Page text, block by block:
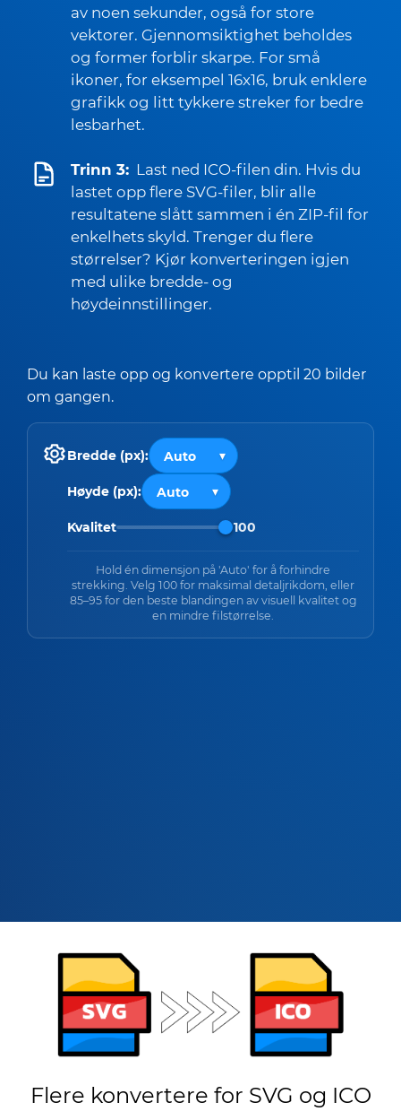
av noen sekunder, også for store
vektorer. Gjennomsiktighet beholdes
og former forblir skarpe. For små
ikoner, for eksempel 16x16, bruk enklere
grafikk og litt tykkere streker for bedre
lesbarhet.
Trinn 3: Last ned ICO-filen din. Hvis du
lastet opp flere SVG-filer, blir alle
resultatene slått sammen i én ZIP-fil for
enkelhets skyld. Trenger du flere
størrelser? Kjør konverteringen igjen
med ulike bredde- og
høydeinnstillinger.
Du kan laste opp og konvertere opptil 20 bilder
om gangen.
Bredde (px):
Høyde (px):
Kvalitet 100
Hold én dimensjon på 'Auto' for å forhindre
strekking. Velg 100 for maksimal detaljrikdom, eller
85–95 for den beste blandingen av visuell kvalitet og
en mindre filstørrelse.
Flere konvertere for SVG og ICO